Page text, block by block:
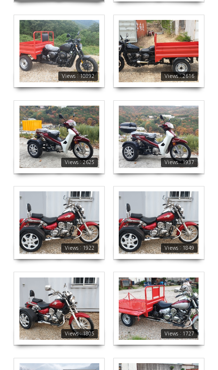
Views : 10892
10892
Views : 2616
2616
Views : 2625
2625
Views : 1937
1937
Views : 1922
1922
Views : 1849
1849
Views : 1805
1805
Views : 1727
1727